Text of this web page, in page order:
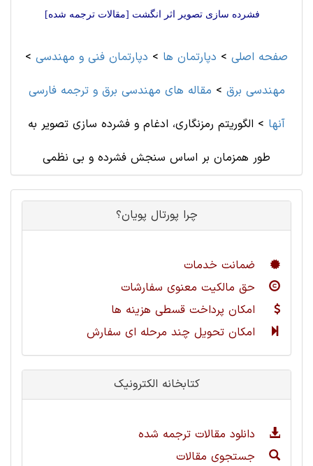
فشرده سازی تصویر اثر انگشت [مقالات ترجمه شده]
صفحه اصلی > دپارتمان ها > دپارتمان فنی و مهندسی >
مهندسی برق > مقاله های مهندسی برق و ترجمه فارسی
آنها > الگوریتم رمزنگاری، ادغام و فشرده سازی تصویر به
طور همزمان بر اساس سنجش فشرده و بی نظمی
چرا پورتال پویان؟
ضمانت خدمات
حق مالکیت معنوی سفارشات
امکان پرداخت قسطی هزینه ها
امکان تحویل چند مرحله ای سفارش
کتابخانه الکترونیک
دانلود مقالات ترجمه شده
جستجوی مقالات